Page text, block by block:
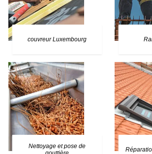
couvreur Luxembourg
Nettoyage et pose de